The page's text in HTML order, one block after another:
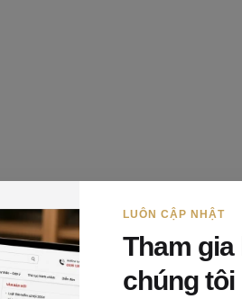
công dân và Cơ sở dữ liệu
vụ, trách nhiệm của cơ quan, tổ
LUÔN CẬP NHẬT
Tham gia
chúng tôi